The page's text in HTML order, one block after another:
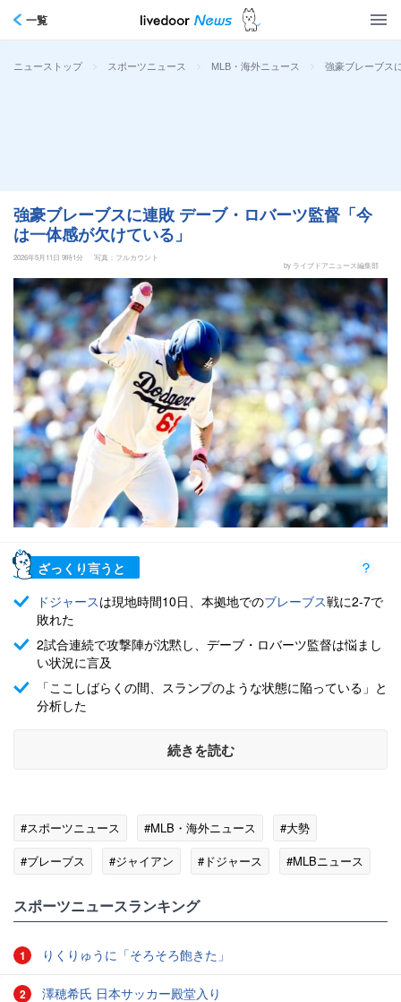
一覧
ニューストップ > スポーツニュース > MLB・海外ニュース > 強豪ブレーブス
強豪ブレーブスに連敗 デーブ・ロバーツ監督「今
は一体感が欠けている」
2026年5月11日 9時1分
写真：フルカウント
by ライブドアニュース編集部
ざっくり言うと
ドジャースは現地時間10日、本拠地でのブレーブス戦に2-7で
敗れた
2試合連続で攻撃陣が沈黙し、デーブ・ロバーツ監督は悩まし
い状況に言及
「ここしばらくの間、スランプのような状態に陥っている」と
分析した
続きを読む
#スポーツニュース #MLB・海外ニュース
#大勢
#ブレーブス
#ジャイアン #ドジャース #MLBニュース
スポーツニュースランキング
1 りくりゅうに「そろそろ飽きた」
2 澤穂希氏 日本サッカー殿堂入り